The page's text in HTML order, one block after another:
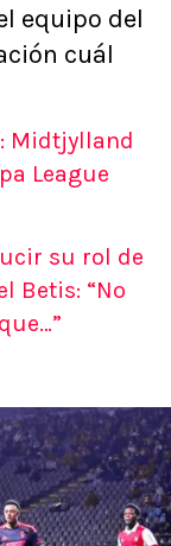
equipo del
cuál
Midtjylland
League
su rol de
Betis: “No